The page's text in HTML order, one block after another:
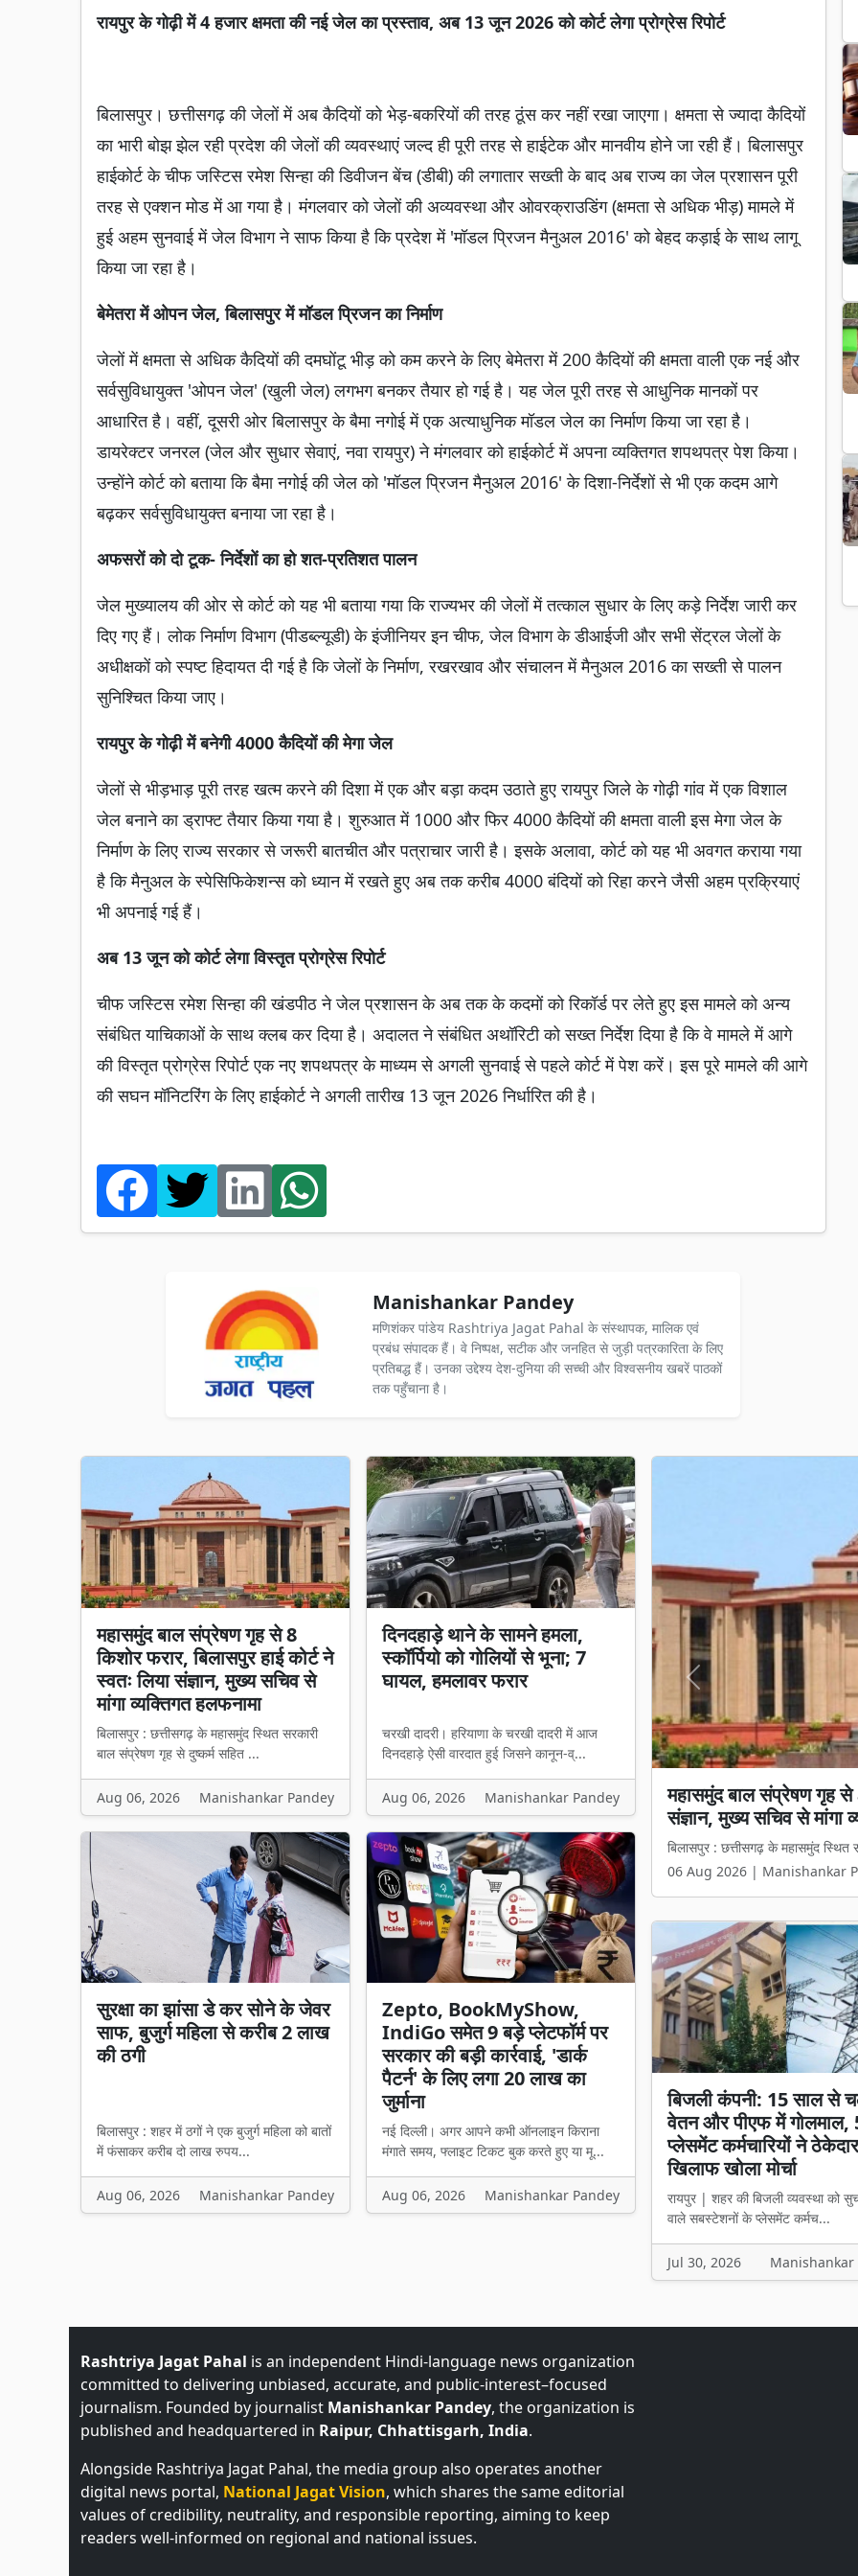
रायपुर के गोढ़ी में 4 हजार क्षमता की नई जेल का प्रस्ताव, अब 13 जून 2026 को कोर्ट लेगा प्रोग्रेस रिपोर्ट
बिलासपुर। छत्तीसगढ़ की जेलों में अब कैदियों को भेड़-बकरियों की तरह ठूंस कर नहीं रखा जाएगा। क्षमता से ज्यादा कैदियों
का भारी बोझ झेल रही प्रदेश की जेलों की व्यवस्थाएं जल्द ही पूरी तरह से हाईटेक और मानवीय होने जा रही हैं। बिलासपुर
हाईकोर्ट के चीफ जस्टिस रमेश सिन्हा की डिवीजन बेंच (डीबी) की लगातार सख्ती के बाद अब राज्य का जेल प्रशासन पूरी
तरह से एक्शन मोड में आ गया है। मंगलवार को जेलों की अव्यवस्था और ओवरक्राउडिंग (क्षमता से अधिक भीड़) मामले में
हुई अहम सुनवाई में जेल विभाग ने साफ किया है कि प्रदेश में 'मॉडल प्रिजन मैनुअल 2016' को बेहद कड़ाई के साथ लागू
किया जा रहा है।
बेमेतरा में ओपन जेल, बिलासपुर में मॉडल प्रिजन का निर्माण
जेलों में क्षमता से अधिक कैदियों की दमघोंटू भीड़ को कम करने के लिए बेमेतरा में 200 कैदियों की क्षमता वाली एक नई और
सर्वसुविधायुक्त 'ओपन जेल' (खुली जेल) लगभग बनकर तैयार हो गई है। यह जेल पूरी तरह से आधुनिक मानकों पर
आधारित है। वहीं, दूसरी ओर बिलासपुर के बैमा नगोई में एक अत्याधुनिक मॉडल जेल का निर्माण किया जा रहा है।
डायरेक्टर जनरल (जेल और सुधार सेवाएं, नवा रायपुर) ने मंगलवार को हाईकोर्ट में अपना व्यक्तिगत शपथपत्र पेश किया।
उन्होंने कोर्ट को बताया कि बैमा नगोई की जेल को 'मॉडल प्रिजन मैनुअल 2016' के दिशा-निर्देशों से भी एक कदम आगे
बढ़कर सर्वसुविधायुक्त बनाया जा रहा है।
अफसरों को दो टूक- निर्देशों का हो शत-प्रतिशत पालन
जेल मुख्यालय की ओर से कोर्ट को यह भी बताया गया कि राज्यभर की जेलों में तत्काल सुधार के लिए कड़े निर्देश जारी कर
दिए गए हैं। लोक निर्माण विभाग (पीडब्ल्यूडी) के इंजीनियर इन चीफ, जेल विभाग के डीआईजी और सभी सेंट्रल जेलों के
अधीक्षकों को स्पष्ट हिदायत दी गई है कि जेलों के निर्माण, रखरखाव और संचालन में मैनुअल 2016 का सख्ती से पालन
सुनिश्चित किया जाए।
रायपुर के गोढ़ी में बनेगी 4000 कैदियों की मेगा जेल
जेलों से भीड़भाड़ पूरी तरह खत्म करने की दिशा में एक और बड़ा कदम उठाते हुए रायपुर जिले के गोढ़ी गांव में एक विशाल
जेल बनाने का ड्राफ्ट तैयार किया गया है। शुरुआत में 1000 और फिर 4000 कैदियों की क्षमता वाली इस मेगा जेल के
निर्माण के लिए राज्य सरकार से जरूरी बातचीत और पत्राचार जारी है। इसके अलावा, कोर्ट को यह भी अवगत कराया गया
है कि मैनुअल के स्पेसिफिकेशन्स को ध्यान में रखते हुए अब तक करीब 4000 बंदियों को रिहा करने जैसी अहम प्रक्रियाएं
भी अपनाई गई हैं।
अब 13 जून को कोर्ट लेगा विस्तृत प्रोग्रेस रिपोर्ट
चीफ जस्टिस रमेश सिन्हा की खंडपीठ ने जेल प्रशासन के अब तक के कदमों को रिकॉर्ड पर लेते हुए इस मामले को अन्य
संबंधित याचिकाओं के साथ क्लब कर दिया है। अदालत ने संबंधित अथॉरिटी को सख्त निर्देश दिया है कि वे मामले में आगे
की विस्तृत प्रोग्रेस रिपोर्ट एक नए शपथपत्र के माध्यम से अगली सुनवाई से पहले कोर्ट में पेश करें। इस पूरे मामले की आगे
की सघन मॉनिटरिंग के लिए हाईकोर्ट ने अगली तारीख 13 जून 2026 निर्धारित की है।
Manishankar Pandey
मणिशंकर पांडेय Rashtriya Jagat Pahal के संस्थापक, मालिक एवं
प्रबंध संपादक हैं। वे निष्पक्ष, सटीक और जनहित से जुड़ी पत्रकारिता के लिए
प्रतिबद्ध हैं। उनका उद्देश्य देश-दुनिया की सच्ची और विश्वसनीय खबरें पाठकों
तक पहुँचाना है।
महासमुंद बाल संप्रेषण गृह से 8
किशोर फरार, बिलासपुर हाई कोर्ट ने
स्वतः लिया संज्ञान, मुख्य सचिव से
मांगा व्यक्तिगत हलफनामा
बिलासपुर : छत्तीसगढ़ के महासमुंद स्थित सरकारी
बाल संप्रेषण गृह से दुष्कर्म सहित ...
Aug 06, 2026 Manishankar Pandey
दिनदहाड़े थाने के सामने हमला,
स्कॉर्पियो को गोलियों से भूना; 7
घायल, हमलावर फरार
चरखी दादरी। हरियाणा के चरखी दादरी में आज
दिनदहाड़े ऐसी वारदात हुई जिसने कानून-व्...
Aug 06, 2026 Manishankar Pandey
सुरक्षा का झांसा डे कर सोने के जेवर
साफ, बुजुर्ग महिला से करीब 2 लाख
की ठगी
बिलासपुर : शहर में ठगों ने एक बुजुर्ग महिला को बातों
में फंसाकर करीब दो लाख रुपय...
Aug 06, 2026 Manishankar Pandey
Zepto, BookMyShow,
IndiGo समेत 9 बड़े प्लेटफॉर्म पर
सरकार की बड़ी कार्रवाई, 'डार्क
पैटर्न' के लिए लगा 20 लाख का
जुर्माना
नई दिल्ली। अगर आपने कभी ऑनलाइन किराना
मंगाते समय, फ्लाइट टिकट बुक करते हुए या मू...
Aug 06, 2026 Manishankar Pandey
दिनदहाड़े थाने के सामने
फरार
चरखी दादरी। हरियाणा के चरखी
06 Aug 2026 | Manishankar
Previous
बिजली कंपनी: 15 साल से
वेतन और पीएफ में गोलमाल,
प्लेसमेंट कर्मचारियों ने
खिलाफ खोला मोर्चा
रायपुर | शहर की बिजली व्यवस्था को
वाले सबस्टेशनों के प्लेसमेंट कर्मच...
Jul 30, 2026 Manishankar
Rashtriya Jagat Pahal is an independent Hindi-language news organization
committed to delivering unbiased, accurate, and public-interest–focused
journalism. Founded by journalist Manishankar Pandey, the organization is
published and headquartered in Raipur, Chhattisgarh, India.
Alongside Rashtriya Jagat Pahal, the media group also operates another
digital news portal, National Jagat Vision, which shares the same editorial
values of credibility, neutrality, and responsible reporting, aiming to keep
readers well-informed on regional and national issues.